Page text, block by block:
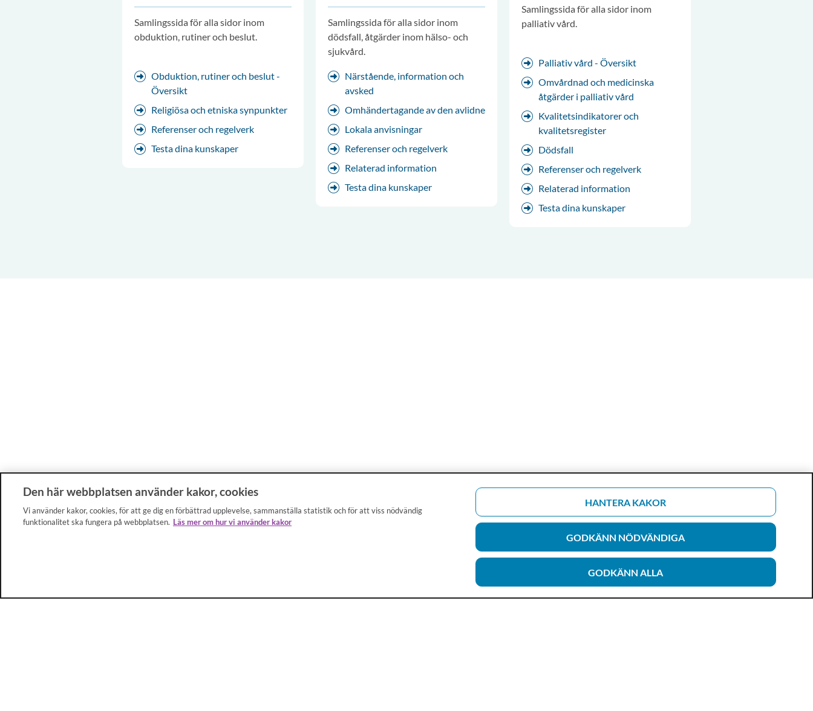
Samlingssida för alla sidor inom
obduktion, rutiner och beslut.
Obduktion, rutiner och beslut -
Översikt
Religiösa och etniska synpunkter
Referenser och regelverk
Testa dina kunskaper
Samlingssida för alla sidor inom
dödsfall, åtgärder inom hälso- och
sjukvård.
Närstående, information och
avsked
Omhändertagande av den avlidne
Lokala anvisningar
Referenser och regelverk
Relaterad information
Testa dina kunskaper
Samlingssida för alla sidor inom
palliativ vård.
Palliativ vård - Översikt
Omvårdnad och medicinska
åtgärder i palliativ vård
Kvalitetsindikatorer och
kvalitetsregister
Dödsfall
Referenser och regelverk
Relaterad information
Testa dina kunskaper
Den här webbplatsen använder kakor, cookies
Vi använder kakor, cookies, för att ge dig en förbättrad upplevelse, sammanställa statistik och för att viss nödvändig
funktionalitet ska fungera på webbplatsen. Läs mer om hur vi använder kakor
HANTERA KAKOR
GODKÄNN NÖDVÄNDIGA
GODKÄNN ALLA